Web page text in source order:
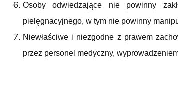
Osoby odwiedzające nie powinny
pielęgnacyjnego, w tym nie powinny
Niewłaściwe i niezgodne z prawem
przez personel medyczny,